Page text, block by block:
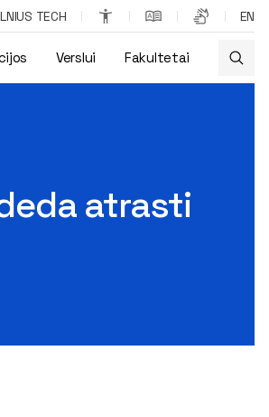
TECH EN
Verslui Fakultetai
atrasti